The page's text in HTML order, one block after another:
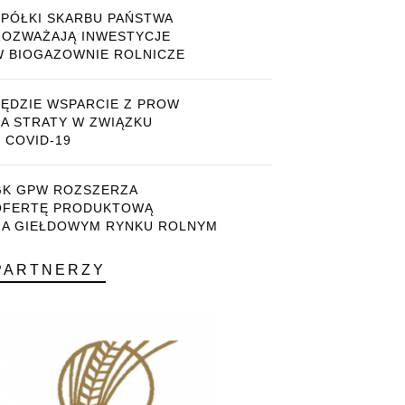
SKARBU PAŃSTWA
INWESTYCJE
BIOGAZOWNIE ROLNICZE
WSPARCIE Z PROW
STRATY W ZWIĄZKU
COVID-19
GPW ROZSZERZA
PRODUKTOWĄ
GIEŁDOWYM RYNKU ROLNYM